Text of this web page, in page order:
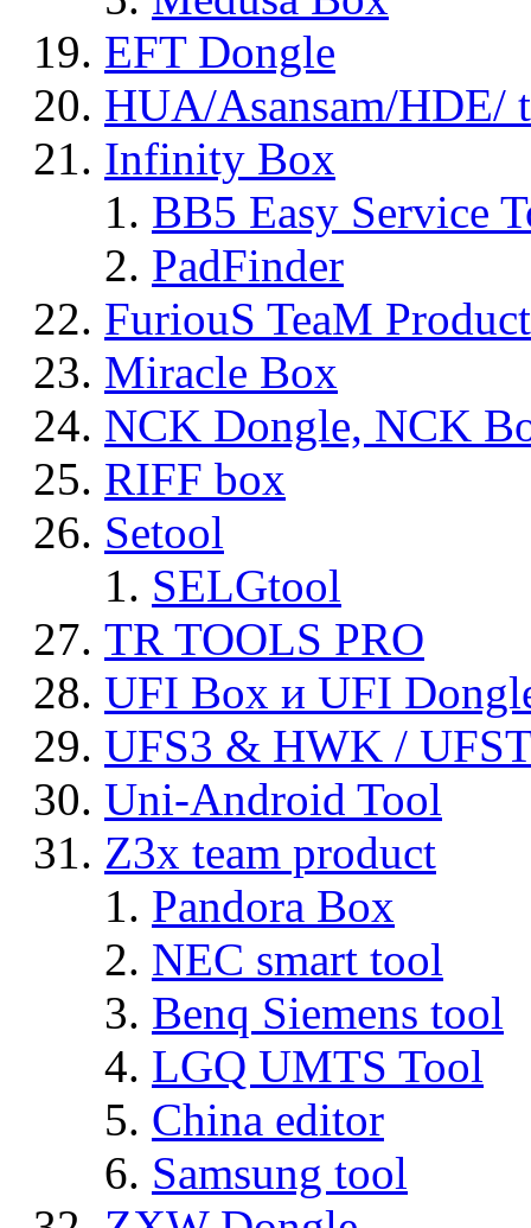
EFT Dongle
HUA/Asansam/HDE/
Infinity Box
BB5 Easy Service
PadFinder
FuriouS TeaM
Miracle Box
NCK Dongle, NCK
RIFF box
Setool
SELGtool
TR TOOLS PRO
UFI Box и UFI
UFS3 & HWK /
Uni-Android Tool
Z3x team product
Pandora Box
NEC smart tool
Benq Siemens tool
LGQ UMTS Tool
China editor
Samsung tool